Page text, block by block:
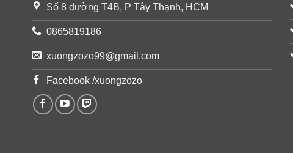
Số 8 đường T4B, P Tây Thạnh, HCM
0865819186
xuongzozo99@gmail.com
Facebook /xuongzozo